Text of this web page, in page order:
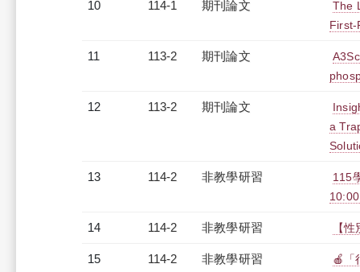
10 114-1 期刊論文
The
First-
11 113-2 期刊論文
12 113-2 期刊論文
a
13 114-2 非教學研習
115
14 114-2 非教學研習 【
15 114-2 非教學研習
🍎「